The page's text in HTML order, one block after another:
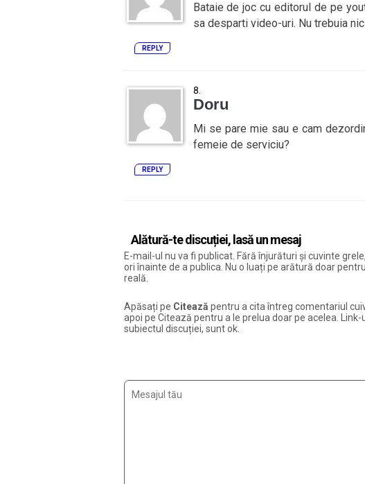
Bataie de joc cu editorul de pe
sa desparti video-uri. Nu trebuia
REPLY
Doru
Mi se pare mie sau e cam
femeie de serviciu?
REPLY
Alătură-te discuției, lasă un mesaj
E-mail-ul nu va fi publicat. Fără înjurături și cuvinte
ori înainte de a publica. Nu o luați pe arătură doar
reală.
Apăsați pe Citează pentru a cita întreg comentariul
apoi pe Citează pentru a le prelua doar pe acelea.
subiectul discuției, sunt ok.